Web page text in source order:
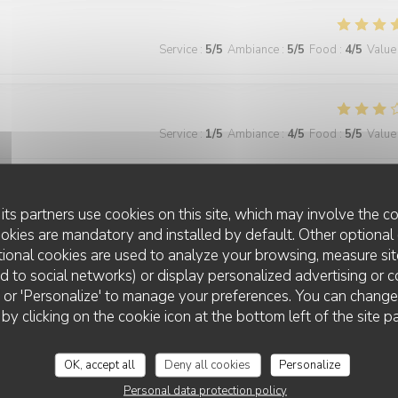
partners use cookies on this site, which may involve the
are mandatory and installed by default. Other optional
cookies are used to analyze your browsing, measure
to social networks) or display personalized advertising or
'Personalize' to manage your preferences. You can
clicking on the cookie icon at the bottom left of the site
OK, accept all Deny all cookies
Personalize
Personal data protection policy
Service : 5/5 Ambiance : 5/5 Food : 4/5 Value
Service : 1/5 Ambiance : 4/5 Food : 5/5 Value
Service: 5/5 Ambiance: 5/5 Food:5/5 Value
laisse penser que tout est fait maison. Décoration très sympa, idem
rapport qualité prix car les prix restent raisonnables . Je reviens